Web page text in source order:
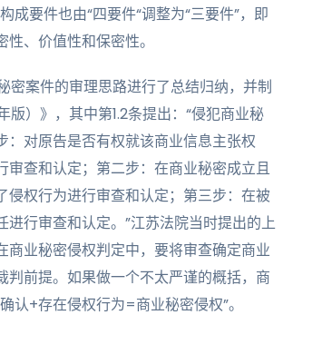
成要件也由“四要件“调整为“三要件”，即
、价值性和保密性。
密案件的审理思路进行了总结归纳，并制
）》，其中第1.2条提出：“侵犯商业秘
：对原告是否有权就该商业信息主张权
查和认定；第二步：在商业秘密成立且
权行为进行审查和认定；第三步：在被
行审查和认定。”江苏法院当时提出的上
业秘密侵权判定中，要将审查确定商业
前提。如果做一个不太严谨的概括，商
认+存在侵权行为=商业秘密侵权”。